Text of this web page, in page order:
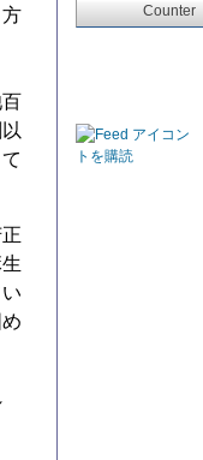
Counter
トを購読